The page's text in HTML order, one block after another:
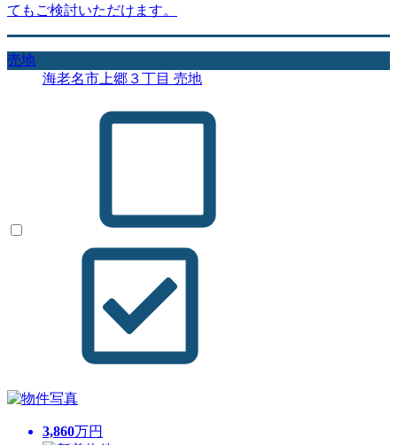
てもご検討いただけます。
売地
海老名市上郷３丁目 売地
3,860万円